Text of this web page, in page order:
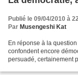
Publié le 09/04/2010 à
Par Musengeshi Kat
En réponse à la
confondent encore
persuadé, certainement